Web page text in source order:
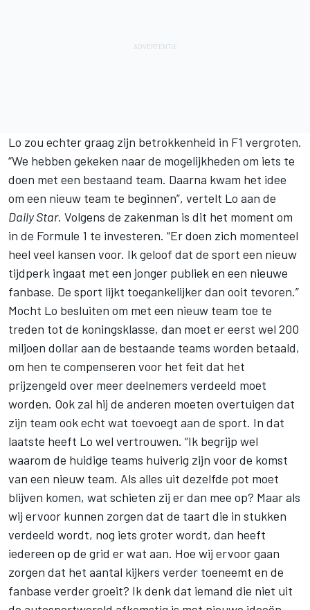
Lo zou echter graag zijn betrokkenheid in F1 vergroten.
“We hebben gekeken naar de mogelijkheden om iets te
doen met een bestaand team. Daarna kwam het idee
om een nieuw team te beginnen”, vertelt Lo aan de
Daily Star. Volgens de zakenman is dit het moment om
in de Formule 1 te investeren. “Er doen zich momenteel
heel veel kansen voor. Ik geloof dat de sport een nieuw
tijdperk ingaat met een jonger publiek en een nieuwe
fanbase. De sport lijkt toegankelijker dan ooit tevoren.”
Mocht Lo besluiten om met een nieuw team toe te
treden tot de koningsklasse, dan moet er eerst wel 200
miljoen dollar aan de bestaande teams worden betaald,
om hen te compenseren voor het feit dat het
prijzengeld over meer deelnemers verdeeld moet
worden. Ook zal hij de anderen moeten overtuigen dat
zijn team ook echt wat toevoegt aan de sport. In dat
laatste heeft Lo wel vertrouwen. “Ik begrijp wel
waarom de huidige teams huiverig zijn voor de komst
van een nieuw team. Als alles uit dezelfde pot moet
blijven komen, wat schieten zij er dan mee op? Maar als
wij ervoor kunnen zorgen dat de taart die in stukken
verdeeld wordt, nog iets groter wordt, dan heeft
iedereen op de grid er wat aan. Hoe wij ervoor gaan
zorgen dat het aantal kijkers verder toeneemt en de
fanbase verder groeit? Ik denk dat iemand die niet uit